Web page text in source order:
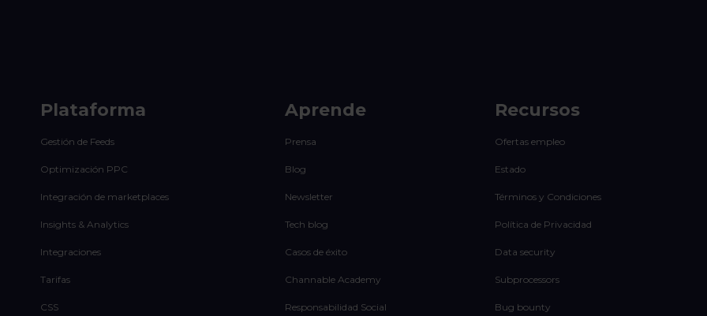
Plataforma
Gestión de Feeds
Optimización PPC
Integración de marketplaces
Insights & Analytics
Integraciones
Tarifas
CSS
Aprende
Prensa
Blog
Newsletter
Tech blog
Casos de éxito
Channable Academy
Responsabilidad Social
Recursos
Ofertas empleo
Estado
Términos y Condiciones
Política de Privacidad
Data security
Subprocessors
Bug bounty